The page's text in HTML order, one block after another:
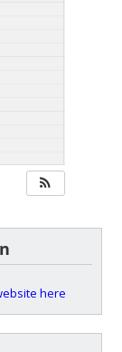
here